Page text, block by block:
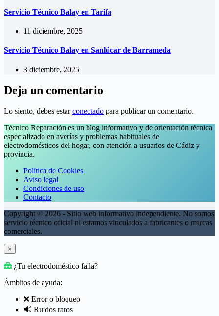
Servicio Técnico Balay en Tarifa
11 diciembre, 2025
Servicio Técnico Balay en Sanlúcar de Barrameda
3 diciembre, 2025
Deja un comentario
Lo siento, debes estarconectado para publicar un comentario.
Técnico Reparación es un blog informativo y de orientación técnica
especializado en averías y problemas habituales de
electrodomésticos del hogar, con atención a usuarios de Cádiz y
provincia.
Política de Cookies
Aviso legal
Condiciones de uso
Contacto
Copyright © 2026 - Sitio web informativo independiente. No somos
servicio técnico oficial ni estamos vinculados a fabricantes o marcas
comerciales.
×
¿Tu electrodoméstico falla?
Ámbitos de ayuda:
❌ Error o bloqueo
🔊 Ruidos raros